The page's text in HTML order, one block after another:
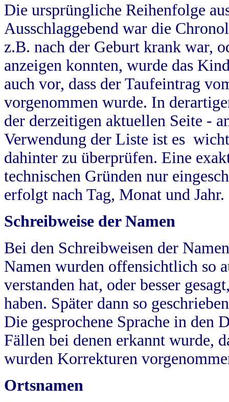
Die ursprüngliche Reihenfolge
Ausschlaggebend war die
z.B. nach der Geburt krank war,
anzeigen konnten, wurde das
auch vor, dass der Taufeintrag
vorgenommen wurde. In
der derzeitigen aktuellen Seite -
Verwendung der Liste ist es
dahinter zu überprüfen. Eine
technischen Gründen nur
erfolgt nach Tag, Monat und Jahr.
Schreibweise der Namen
Bei den Schreibweisen der
Namen wurden offensichtlich so
verstanden hat, oder besser
haben. Später dann so
Die gesprochene Sprache in
Fällen bei denen erkannt wurde,
wurden Korrekturen
Ortsnamen